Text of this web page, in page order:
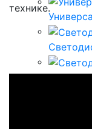
технике.